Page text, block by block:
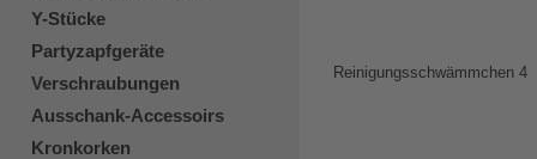
Y-Stücke
Partyzapfgeräte
Verschraubungen
Ausschank-Accessoirs
Kronkorken